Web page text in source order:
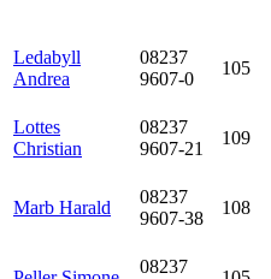
Ledabyll
Andrea
08237
9607-0
105
Lottes
Christian
08237
9607-21
109
Marb Harald
08237
9607-38
108
08237